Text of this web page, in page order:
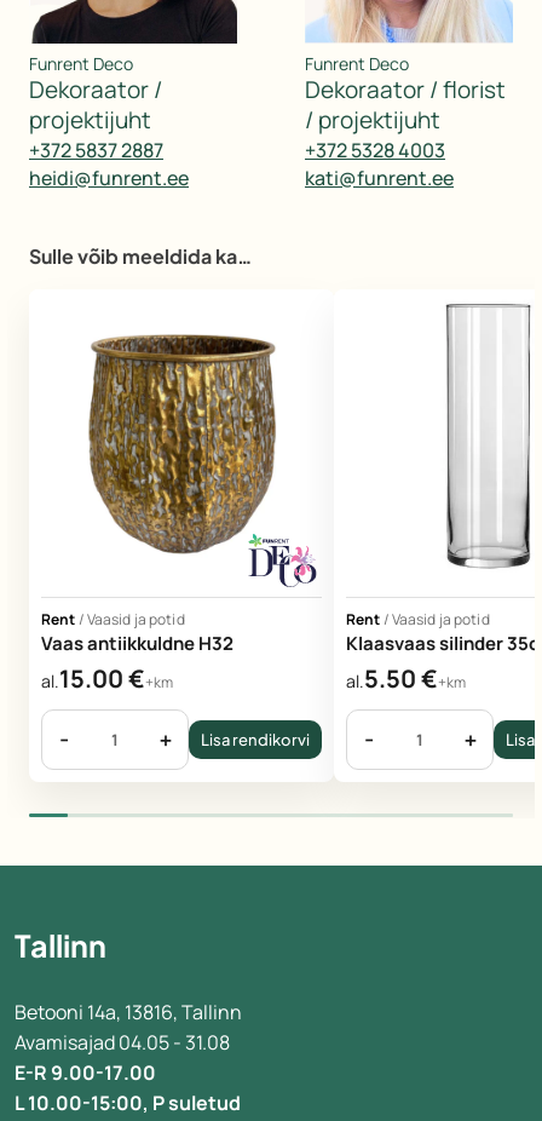
Funrent Deco
dekoraator /
projektijuht
+372 5837 2887
heidi@funrent.ee
Funrent Deco
dekoraator / florist
/ projektijuht
+372 5328 4003
kati@funrent.ee
Sulle võib meeldida ka…
Rent /Vaasid ja potid
Vaas antiikkuldne H32
al.15.00€+km
- + Lisa rendikorvi
Rent /Vaasid ja potid
Klaasvaas silinder
al.5.50€+km
- + Lisa
Tallinn
Betooni 14a, 13816, Tallinn
Avamisajad 04.05 - 31.08
E-R 9.00-17.00
L 10.00-15:00, P suletud